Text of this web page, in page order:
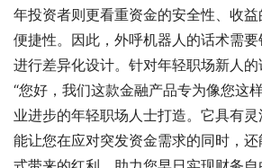
年投资者则更看重资金的安全性、收
便捷性。因此，外呼机器人的话术需
进行差异化设计。针对年轻职场新人的
“您好，我们这款金融产品专为像您这
业进步的年轻职场人士打造。它具有灵
能让您在应对突发资金需求的同时，